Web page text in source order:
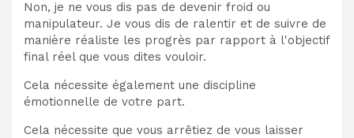
Non, je ne vous dis pas de devenir froid ou
manipulateur. Je vous dis de ralentir et de suivre de
manière réaliste les progrès par rapport à l'objectif
final réel que vous dites vouloir.
Cela nécessite également une discipline
émotionnelle de votre part.
Cela nécessite que vous arrêtiez de vous laisser